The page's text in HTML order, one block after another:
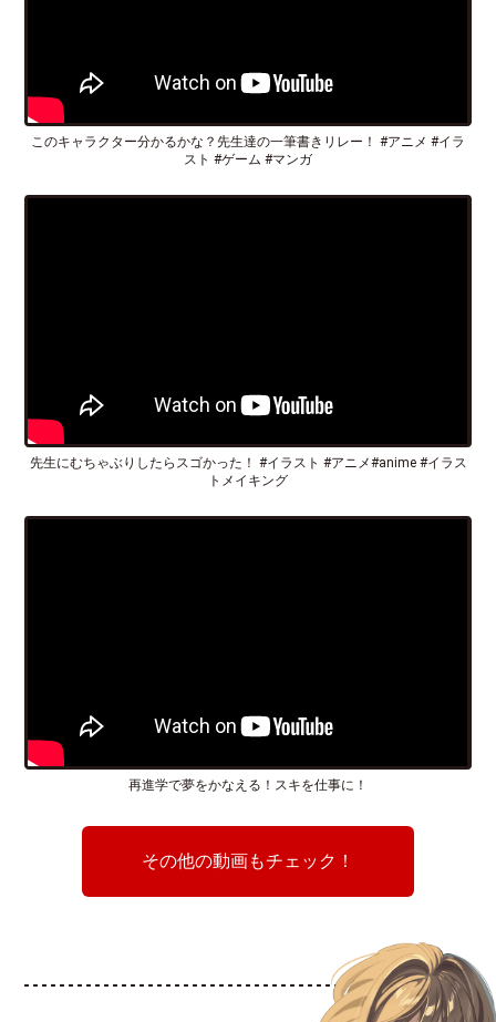
このキャラクター分かるかな？先生達の一筆書きリレー！ #アニメ #イラ
スト #ゲーム #マンガ
先生にむちゃぶりしたらスゴかった！ #イラスト #アニメ#anime #イラス
トメイキング
再進学で夢をかなえる！スキを仕事に！
その他の動画もチェック！